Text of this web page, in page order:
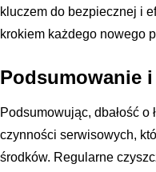
kluczem do bezpiecznej i
krokiem każdego nowego
Podsumowanie
Podsumowując, dbałość
czynności serwisowych,
środków. Regularne